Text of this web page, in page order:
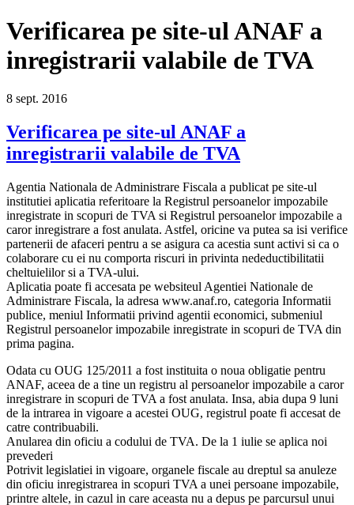
Verificarea pe site-ul ANAF a
inregistrarii valabile de TVA
8 sept. 2016
Verificarea pe site-ul ANAF a
inregistrarii valabile de TVA
Agentia Nationala de Administrare Fiscala a publicat pe site-ul
institutiei aplicatia referitoare la Registrul persoanelor impozabile
inregistrate in scopuri de TVA si Registrul persoanelor impozabile a
caror inregistrare a fost anulata. Astfel, oricine va putea sa isi verifice
partenerii de afaceri pentru a se asigura ca acestia sunt activi si ca o
colaborare cu ei nu comporta riscuri in privinta nedeductibilitatii
cheltuielilor si a TVA-ului.
Aplicatia poate fi accesata pe websiteul Agentiei Nationale de
Administrare Fiscala, la adresa www.anaf.ro, categoria Informatii
publice, meniul Informatii privind agentii economici, submeniul
Registrul persoanelor impozabile inregistrate in scopuri de TVA din
prima pagina.
Odata cu OUG 125/2011 a fost instituita o noua obligatie pentru
ANAF, aceea de a tine un registru al persoanelor impozabile a caror
inregistrare in scopuri de TVA a fost anulata. Insa, abia dupa 9 luni
de la intrarea in vigoare a acestei OUG, registrul poate fi accesat de
catre contribuabili.
Anularea din oficiu a codului de TVA. De la 1 iulie se aplica noi
prevederi
Potrivit legislatiei in vigoare, organele fiscale au dreptul sa anuleze
din oficiu inregistrarea in scopuri TVA a unei persoane impozabile,
printre altele, in cazul in care aceasta nu a depus pe parcursul unui